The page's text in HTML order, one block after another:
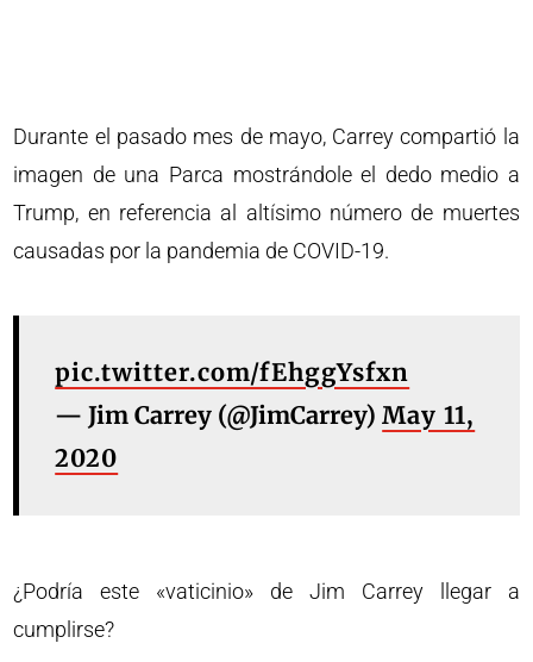
Durante el pasado mes de mayo, Carrey compartió la
imagen de una Parca mostrándole el dedo medio a
Trump, en referencia al altísimo número de muertes
causadas por la pandemia de COVID-19.
pic.twitter.com/fEhggYsfxn
— Jim Carrey (@JimCarrey)May 11,
2020
¿Podría este «vaticinio» de Jim Carrey llegar a
cumplirse?